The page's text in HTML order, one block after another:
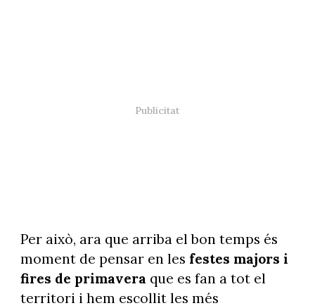
Per això, ara que arriba el bon temps és
moment de pensar en les festes majors i
fires de primavera que es fan a tot el
territori i hem escollit les més